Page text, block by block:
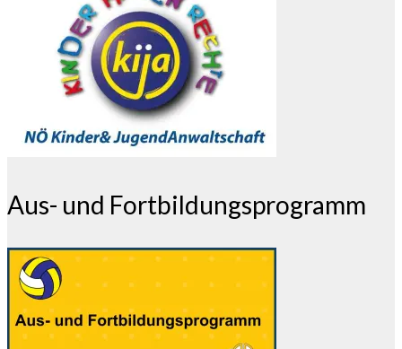
Aus- und Fortbildungsprogramm